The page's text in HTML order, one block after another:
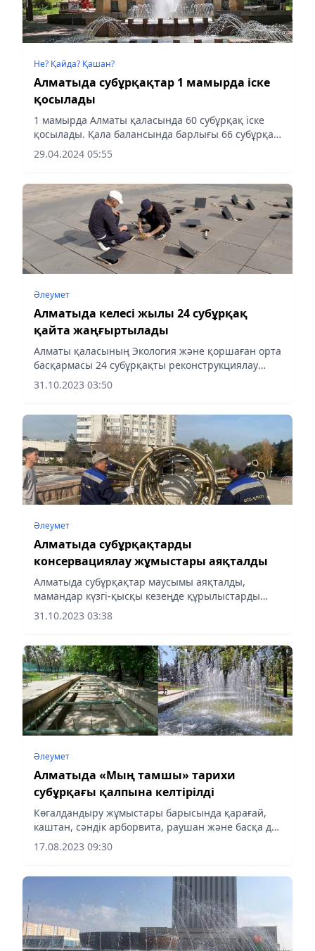
Не? Қайда? Қашан?
Алматыда субұрқақтар 1 мамырда іске
қосылады
1 мамырда Алматы қаласында 60 субұрқақ іске
қосылады. Қала балансында барлығы 66 субұрқақ
бар, оның 6-ын қайта жаңғыртуда («Одуванчик»,
«Аққу», «Қызғалдақ» субұрқақтары, М. Әуезов
29.04.2024 05:55
Әлеумет
Алматыда келесі жылы 24 субұрқақ
қайта жаңғыртылады
Алматы қаласының Экология және қоршаған орта
басқармасы 24 субұрқақты реконструкциялау
жобасын әзірлеп жатыр, деп хабарлайды Almaty-
akshamy.kz
31.10.2023 03:50
Әлеумет
Алматыда субұрқақтарды
консервациялау жұмыстары аяқталды
Алматыда субұрқақтар маусымы аяқталды,
мамандар күзгі-қысқы кезеңде құрылыстарды
консервациялау бойынша жұмыс жүргізді, деп
хабарлайды Almaty-akshamy.kz
31.10.2023 03:38
Әлеумет
Алматыда «Мың тамшы» тарихи
субұрқағы қалпына келтірілді
Көгалдандыру жұмыстары барысында қарағай,
каштан, сәндік арборвита, раушан және басқа да
гүлдер отырғызылды.
17.08.2023 09:30